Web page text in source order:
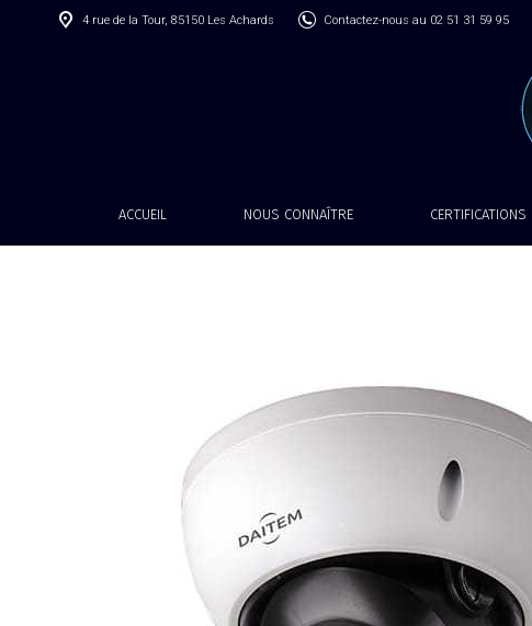
4 rue de la Tour, 85150 Les Achards Contactez-nous au 02 51 31 59 95
ACCUEIL NOUS CONNAÎTRE CERTIFICATIONS